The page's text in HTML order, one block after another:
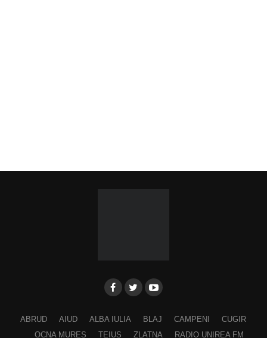
ABRUD AIUD ALBA IULIA BLAJ CAMPENI
CUGIR
OCNA MURES
TEIUS ZLATNA RADIO UNIREA FM